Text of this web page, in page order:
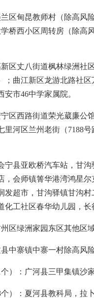
区甸昆教师村（除高风
桥西小区周转房（除高
区丈八街道枫林绿洲社
；曲江新区龙游北路社
市46中学家属院。
区西路街道荣光葳廉公
里河区兰州老街（7188
宁县亚欧桥汽车站，甘
，会师镇箐华港湾鸿星
发超市，甘沟驿镇甘沟
化工社区春华幼儿园，
区绿洲家园东区其他区
中寨镇中寨一村除高风
）：广河县三甲集镇沙
）：夏河县教科局，拉